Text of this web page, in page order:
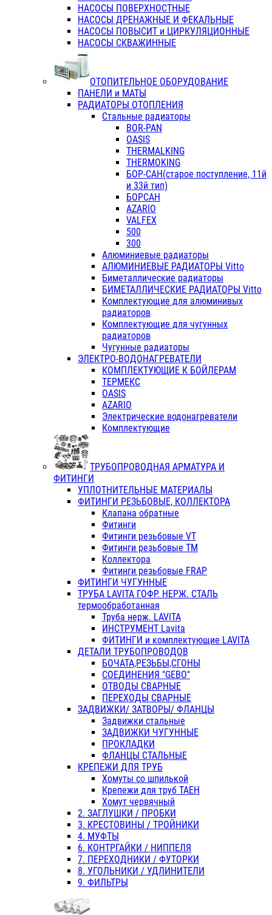
НАСОСЫ ПОВЕРХНОСТНЫЕ
НАСОСЫ ДРЕНАЖНЫЕ И ФЕКАЛЬНЫЕ
НАСОСЫ ПОВЫСИТ и ЦИРКУЛЯЦИОННЫЕ
НАСОСЫ СКВАЖИННЫЕ
ОТОПИТЕЛЬНОЕ ОБОРУДОВАНИЕ
ПАНЕЛИ и МАТЫ
РАДИАТОРЫ ОТОПЛЕНИЯ
Стальные радиаторы
BOR-PAN
OASIS
THERMALKING
THERMOKING
БОР-САН(старое поступление, 11й
и 33й тип)
БОРСАН
AZARIO
VALFEX
500
300
Алюминиевые радиаторы
АЛЮМИНИЕВЫЕ РАДИАТОРЫ Vitto
Биметаллические радиаторы
БИМЕТАЛЛИЧЕСКИЕ РАДИАТОРЫ Vitto
Комплектующие для алюминивых
радиаторов
Комплектующие для чугунных
радиаторов
Чугунные радиаторы
ЭЛЕКТРО-ВОДОНАГРЕВАТЕЛИ
КОМПЛЕКТУЮЩИЕ К БОЙЛЕРАМ
ТЕРМЕКС
OASIS
AZARIO
Электрические водонагреватели
Комплектующие
ТРУБОПРОВОДНАЯ АРМАТУРА И
ФИТИНГИ
УПЛОТНИТЕЛЬНЫЕ МАТЕРИАЛЫ
ФИТИНГИ РЕЗЬБОВЫЕ, КОЛЛЕКТОРА
Клапана обратные
Фитинги
Фитинги резьбовые VT
Фитинги резьбовые ТМ
Коллектора
Фитинги резьбовые FRAP
ФИТИНГИ ЧУГУННЫЕ
ТРУБА LAVITA ГОФР. НЕРЖ. СТАЛЬ
термообработанная
Труба нерж. LAVITA
ИНСТРУМЕНТ Lavita
ФИТИНГИ и комплектующие LAVITA
ДЕТАЛИ ТРУБОПРОВОДОВ
БОЧАТА,РЕЗЬБЫ,СГОНЫ
СОЕДИНЕНИЯ "GEBO"
ОТВОДЫ СВАРНЫЕ
ПЕРЕХОДЫ СВАРНЫЕ
ЗАДВИЖКИ/ ЗАТВОРЫ/ ФЛАНЦЫ
Задвижки стальные
ЗАДВИЖКИ ЧУГУННЫЕ
ПРОКЛАДКИ
ФЛАНЦЫ СТАЛЬНЫЕ
КРЕПЕЖИ ДЛЯ ТРУБ
Хомуты со шпилькой
Крепежи для труб ТАЕН
Хомут червячный
2. ЗАГЛУШКИ / ПРОБКИ
3. КРЕСТОВИНЫ / ТРОЙНИКИ
4. МУФТЫ
6. КОНТРГАЙКИ / НИППЕЛЯ
7. ПЕРЕХОДНИКИ / ФУТОРКИ
8. УГОЛЬНИКИ / УДЛИНИТЕЛИ
9. ФИЛЬТРЫ